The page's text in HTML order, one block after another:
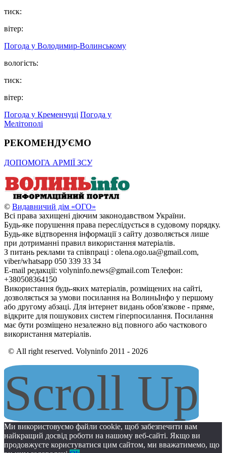
тиск:
вітер:
Погода у Володимир-Волинському
вологість:
тиск:
вітер:
Погода у Кременчуці Погода у
Мелітополі
РЕКОМЕНДУЄМО
ДОПОМОГА АРМІЇ ЗСУ
© Видавничий дім «ОГО»
Всі права захищені діючим законодавством України.
Будь-яке порушення права переслідується в судовому порядку.
Будь-яке відтворення інформації з сайту дозволяється лише
при дотриманні правил використання матеріалів.
З питань реклами та співпраці : olena.ogo.ua@gmail.com,
viber/whatsapp 050 339 33 34
E-mail редакції: volyninfo.news@gmail.com Телефон:
+380508364150
Використання будь-яких матеріалів, розміщених на сайті,
дозволяється за умови посилання на ВолиньІнфо у першому
або другому абзаці. Для інтернет видань обов'язкове - пряме,
відкрите для пошукових систем гіперпосилання. Посилання
має бути розміщено незалежно від повного або часткового
використання матеріалів.
© All right reserved. Volyninfo 2011 - 2026
Scroll Up
Ми використовуємо файли cookie, щоб забезпечити вам
найкращий досвід роботи на нашому веб-сайті. Якщо ви
продовжуєте користуватися цим сайтом, ми вважатимемо, що